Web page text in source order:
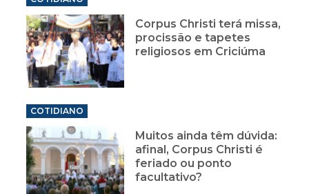
Corpus Christi terá missa,
procissão e tapetes
religiosos em Criciúma
COTIDIANO
Muitos ainda têm dúvida:
afinal, Corpus Christi é
feriado ou ponto
facultativo?